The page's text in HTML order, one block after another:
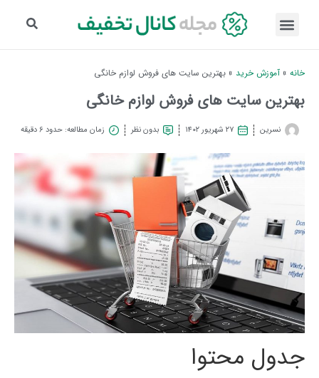
خانه » آموزش خرید » بهترین سایت های فروش لوازم خانگی
بهترین سایت های فروش لوازم خانگی
نسرین ۲۷ شهریور ۱۴۰۲ بدون نظر زمان مطالعه: حدود 6 دقیقه
جدول محتوا